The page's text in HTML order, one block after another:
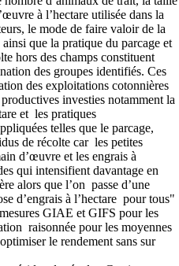
à l’hectare utilisée dans la
le mode de faire valoir de la
que la pratique du parcage et
hors des champs constituent
des groupes identifiés. Ces
des exploitations cotonnières
investies notamment la
et les pratiques
telles que le parcage,
de récolte car les petites
d’œuvre et les engrais à
qui intensifient davantage en
alors que l’on passe d’une
d’engrais à l’hectare pour tous"
GIAE et GIFS pour les
raisonnée pour les moyennes
le rendement sans sur